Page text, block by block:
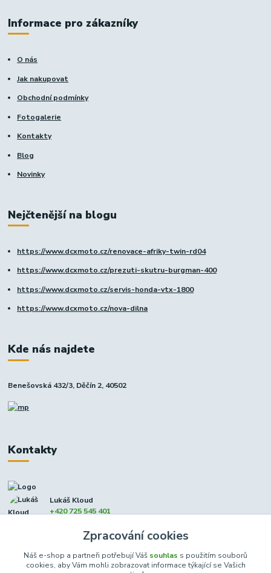
Informace pro zákazníky
O nás
Jak nakupovat
Obchodní podmínky
Fotogalerie
Kontakty
Blog
Novinky
Nejčtenější na blogu
https://www.dcxmoto.cz/renovace-afriky-twin-rd04
https://www.dcxmoto.cz/prezuti-skutru-burgman-400
https://www.dcxmoto.cz/servis-honda-vtx-1800
https://www.dcxmoto.cz/nova-dilna
Kde nás najdete
Benešovská 432/3, Děčín 2, 40502
Kontakty
Lukáš Kloud
+420 725 545 401
Zpracování cookies
Náš e-shop a partneři potřebují Váš souhlas s použitím souborů
cookies, aby Vám mohli zobrazovat informace týkající se Vašich